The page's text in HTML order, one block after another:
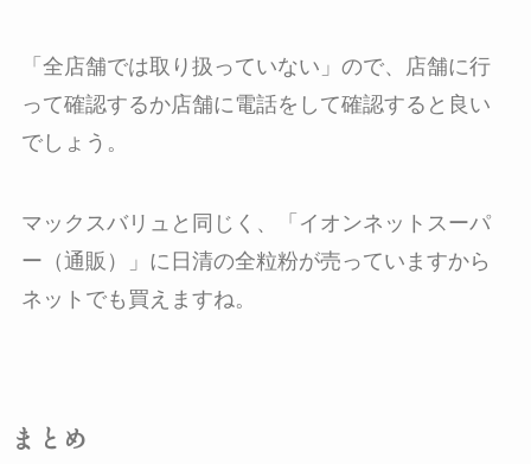
「 全店舗では取り扱っていない 」ので、店舗に行
って確認するか店舗に電話をして確認すると良い
でしょう。
マックスバリュと同じく、「イオンネットスーパ
ー（通販）」に日清の全粒粉が売っていますから
ネットでも買えますね。
まとめ